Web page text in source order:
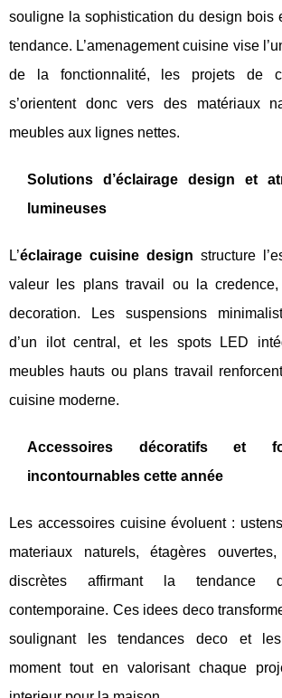
souligne la sophistication du design bois
tendance. L’amenagement cuisine vise
de la fonctionnalité, les projets de
s’orientent donc vers des matériaux
meubles aux lignes nettes.
Solutions d’éclairage design et
lumineuses
L’éclairage cuisine design structure
valeur les plans travail ou la
decoration. Les suspensions
d’un ilot central, et les spots LED
meubles hauts ou plans travail
cuisine moderne.
Accessoires décoratifs et
incontournables cette année
Les accessoires cuisine évoluent :
materiaux naturels, étagères
discrètes affirmant la tendance
contemporaine. Ces idees deco
soulignant les tendances deco et
moment tout en valorisant chaque